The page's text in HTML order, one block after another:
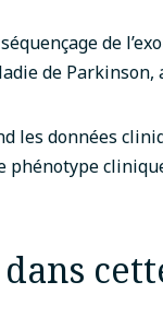
de
de
les données
phénotype